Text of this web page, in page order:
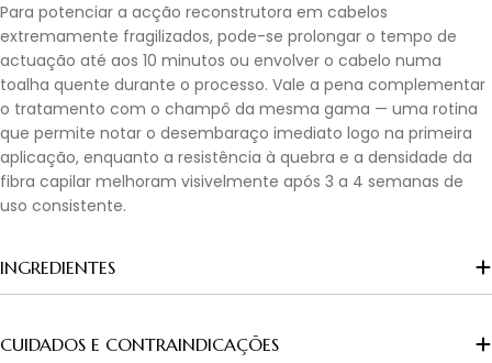
Para potenciar a acção reconstrutora em cabelos
extremamente fragilizados, pode-se prolongar o tempo de
actuação até aos 10 minutos ou envolver o cabelo numa
toalha quente durante o processo. Vale a pena complementar
o tratamento com o champô da mesma gama — uma rotina
que permite notar o desembaraço imediato logo na primeira
aplicação, enquanto a resistência à quebra e a densidade da
fibra capilar melhoram visivelmente após 3 a 4 semanas de
uso consistente.
INGREDIENTES
CUIDADOS E CONTRAINDICAÇÕES